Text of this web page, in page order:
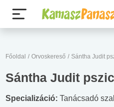
Főoldal / Orvoskereső / Sántha Judit
Sántha Judit
Specializáció: Tanácsadó